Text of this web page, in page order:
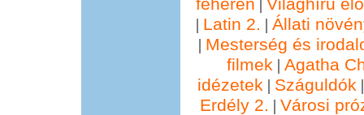
fehéren | Világhírű
| Latin 2. | Állati
| Mesterség és
filmek | Agatha
idézetek | Száguldók
Erdély 2. | Városi